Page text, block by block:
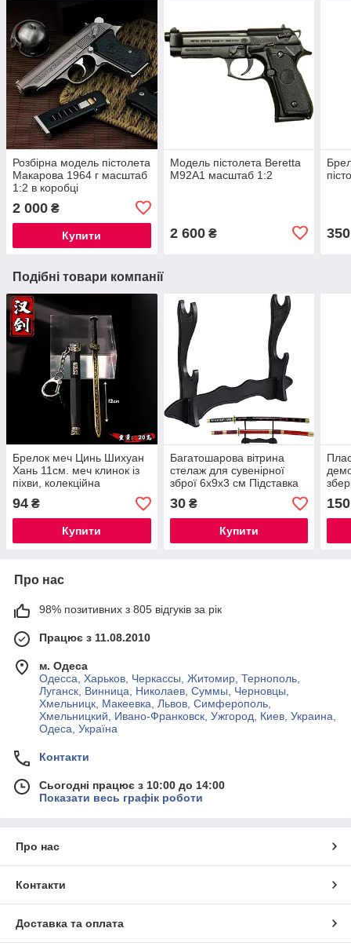
Розбірна модель пістолета
Макарова 1964 г масштаб
1:2 в коробці
2 000 ₴
Купити
Модель пістолета Beretta
M92A1 масштаб 1:2
2 600₴ 350
Подібні товари компанії
Брелок меч Цинь Шихуан
Хань 11см. меч клинок із
піхви, колекційна
94 ₴
Купити
Багатошарова вітрина
стелаж для сувенірної
зброї 6х9х3 см Підставка
для катан
30₴
Купити
150
Про нас
98% позитивних з 805 відгуків за рік
Працює з 11.08.2010
м. Одеса
Одесса, Харьков, Черкассы, Житомир, Тернополь,
Луганск, Винница, Николаев, Суммы, Черновцы,
Хмельницк, Макеевка, Львов, Симферополь,
Хмельницкий, Ивано-Франковск, Ужгород, Киев, Украина,
Одеса, Україна
Контакти
Сьогодні працює з 10:00 до 14:00
Показати весь графік роботи
Про нас
Контакти
Доставка та оплата